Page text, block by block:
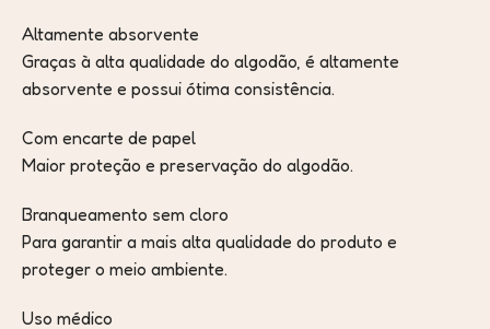
Altamente absorvente
Graças à alta qualidade do algodão, é altamente
absorvente e possui ótima consistência.
Com encarte de papel
Maior proteção e preservação do algodão.
Branqueamento sem cloro
Para garantir a mais alta qualidade do produto e
proteger o meio ambiente.
Uso médico